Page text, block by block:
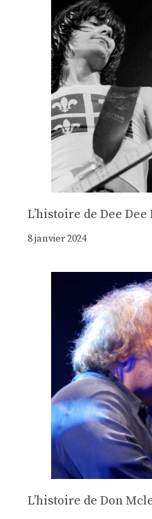
Lʼhistoire de Dee Dee
8 janvier 2024
Lʼhistoire de Don